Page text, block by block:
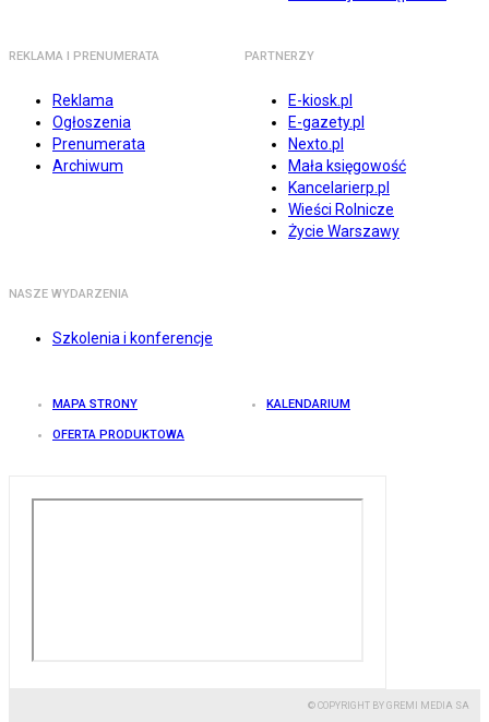
REKLAMA I PRENUMERATA
Reklama
Ogłoszenia
Prenumerata
Archiwum
PARTNERZY
E-kiosk.pl
E-gazety.pl
Nexto.pl
Mała księgowość
Kancelarierp.pl
Wieści Rolnicze
Życie Warszawy
NASZE WYDARZENIA
Szkolenia i konferencje
MAPA STRONY KALENDARIUM
OFERTA PRODUKTOWA
© COPYRIGHT BY GREMI MEDIA SA